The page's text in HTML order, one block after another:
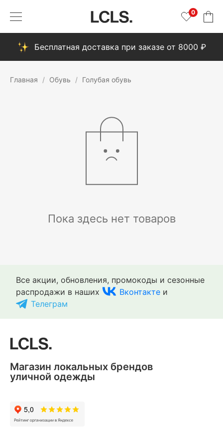
0
Бесплатная доставка при заказе от 8000 ₽
Главная Обувь Голубая обувь
Пока здесь нет товаров
Все акции, обновления, промокоды и сезонные
распродажи в наших
Вконтакте и
Телеграм
Магазин локальных брендов
уличной одежды